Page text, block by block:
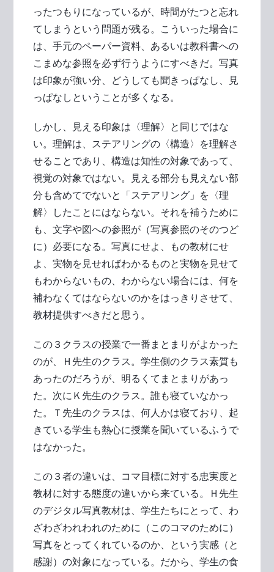
ったつもりになっているが、時間がたつと忘れ
てしまうという問題が残る。こういった場合に
は、手元のペーパー資料、あるいは教科書への
こまめな参照を必ず行うようにすべきだ。写真
は印象が強い分、どうしても聞きっぱなし、見
っぱなしということが多くなる。
しかし、見える印象は〈理解〉と同じではな
い。理解は、ステアリングの〈構造〉を理解さ
せることであり、構造は知性の対象であって、
視覚の対象ではない。見える部分も見えない部
分も含めてでないと「ステアリング」を〈理
解〉したことにはならない。それを補うために
も、文字や図への参照が（写真参照のそのつど
に）必要になる。写真にせよ、もの教材にせ
よ、実物を見せればわかるものと実物を見せて
もわからないもの、わからない場合には、何を
補わなくてはならないのかをはっきりさせて、
教材提供すべきだと思う。
この３クラスの授業で一番まとまりがよかった
のが、Ｈ先生のクラス。学生側のクラス素質も
あったのだろうが、明るくてまとまりがあっ
た。次にＫ先生のクラス。誰も寝ていなかっ
た。Ｔ先生のクラスは、何人かは寝ており、起
きている学生も熱心に授業を聞いているふうで
はなかった。
この３者の違いは、コマ目標に対する忠実度と
教材に対する態度の違いから来ている。Ｈ先生
のデジタル写真教材は、学生たちにとって、わ
ざわざわれわれのために（このコマのために）
写真をとってくれているのか、という実感（と
感謝）の対象になっている。だから、学生の食